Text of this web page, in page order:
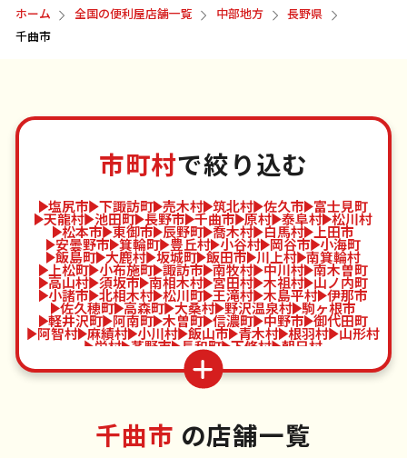
ホーム 全国の便利屋店舗一覧 中部地方
長野県
千曲市
市町村で絞り込む
塩尻市 下諏訪町 売木村 筑北村 佐久市 富士見町
天龍村 池田町 長野市 千曲市 原村 泰阜村 松川村
松本市 東御市 辰野町 喬木村 白馬村 上田市
安曇野市 箕輪町 豊丘村 小谷村 岡谷市 小海町
飯島町 大鹿村 坂城町 飯田市 川上村 南箕輪村
上松町 小布施町 諏訪市 南牧村 中川村 南木曽町
高山村 須坂市 南相木村 宮田村 木祖村 山ノ内町
小諸市 北相木村 松川町 王滝村 木島平村 伊那市
佐久穂町 高森町 大桑村 野沢温泉村 駒ヶ根市
軽井沢町 阿南町 木曽町 信濃町 中野市 御代田町
阿智村 麻績村 小川村 飯山市 青木村 根羽村 山形村
栄村 茅野市 長和町 下條村 朝日村
千曲市 の店舗一覧